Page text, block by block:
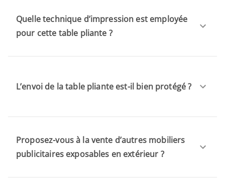
Quelle technique d’impression est employée
pour cette table pliante ?
L’envoi de la table pliante est-il bien protégé ?
Proposez-vous à la vente d’autres mobiliers
publicitaires exposables en extérieur ?